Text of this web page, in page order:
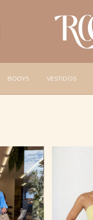
BODYS VESTIDOS